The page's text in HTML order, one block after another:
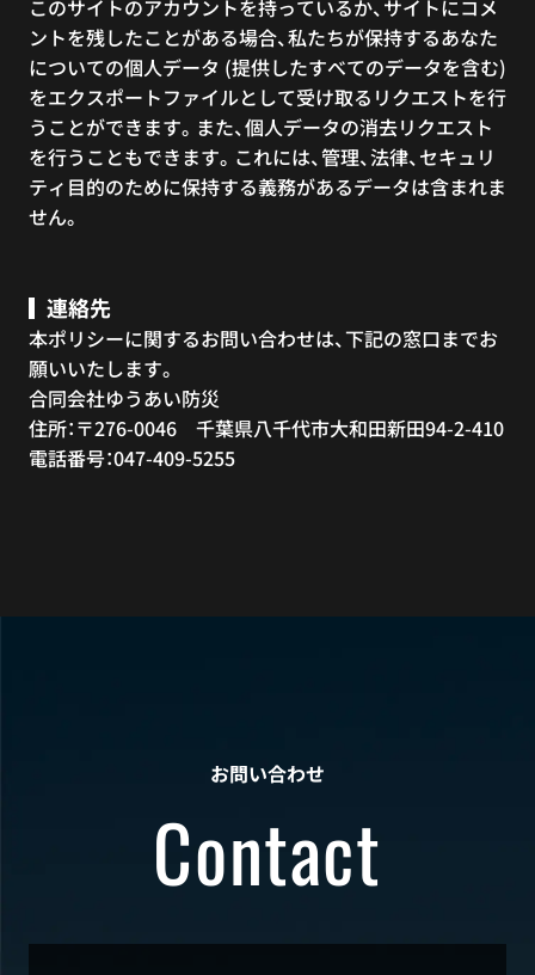
このサイトのアカウントを持っているか、サイトにコメ
ントを残したことがある場合、私たちが保持するあなた
についての個人データ (提供したすべてのデータを含む)
をエクスポートファイルとして受け取るリクエストを行
うことができます。また、個人データの消去リクエスト
を行うこともできます。これには、管理、法律、セキュリ
ティ目的のために保持する義務があるデータは含まれま
せん。
連絡先
本ポリシーに関するお問い合わせは、下記の窓口までお
願いいたします。
合同会社ゆうあい防災
住所：〒276-0046 千葉県八千代市大和田新田94-2-410
電話番号：047-409-5255
お問い合わせ
Contact